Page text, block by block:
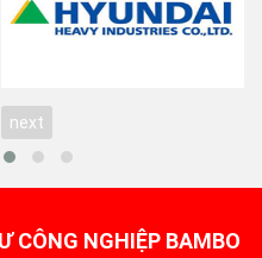
next
CÔNG NGHIỆP BAMBO